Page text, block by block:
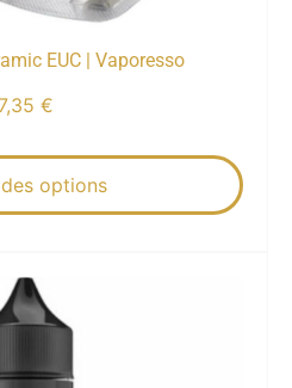
EUC | Vaporesso
€
options